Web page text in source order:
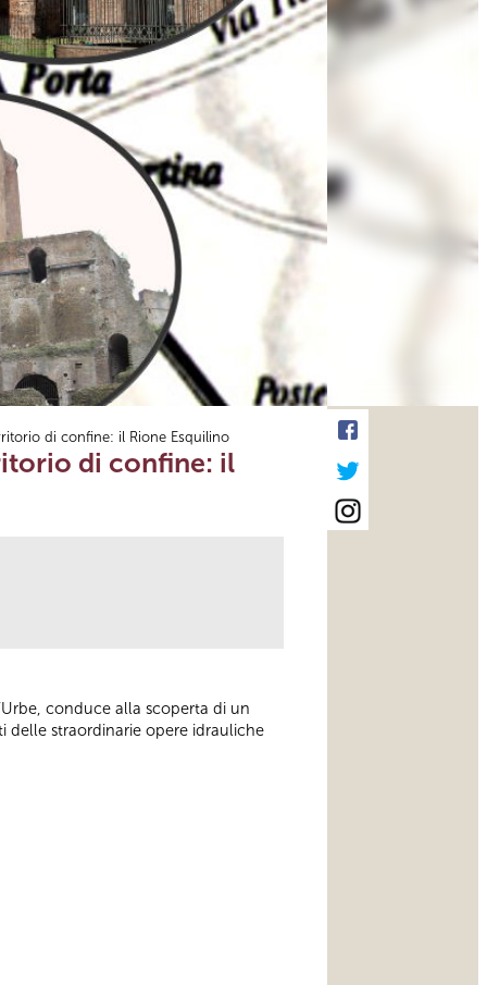
di confine: il Rione Esquilino
di confine: il
conduce alla scoperta di un
delle straordinarie opere idrauliche